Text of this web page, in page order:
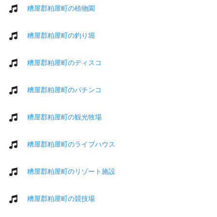
糟屋郡粕屋町の植物園
糟屋郡粕屋町の釣り堀
糟屋郡粕屋町のディスコ
糟屋郡粕屋町のパチンコ
糟屋郡粕屋町の観光牧場
糟屋郡粕屋町のライブハウス
糟屋郡粕屋町のリゾート施設
糟屋郡粕屋町の競技場